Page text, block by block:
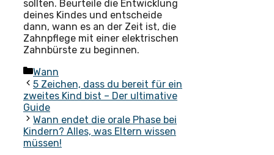
sollten. Beurteile die Entwicklung
deines Kindes und entscheide
dann, wann es an der Zeit ist, die
Zahnpflege mit einer elektrischen
Zahnbürste zu beginnen.
Kategorien
Wann
5 Zeichen, dass du bereit für ein
zweites Kind bist – Der ultimative
Guide
Wann endet die orale Phase bei
Kindern? Alles, was Eltern wissen
müssen!